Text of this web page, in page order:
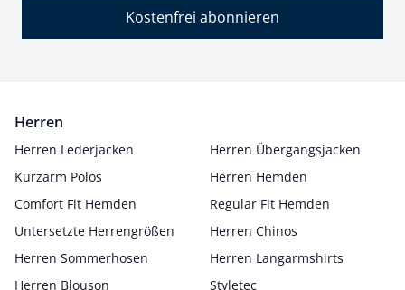
Kostenfrei abonnieren
Herren
Herren Lederjacken
Herren Übergangsjacken
Kurzarm Polos
Herren Hemden
Comfort Fit Hemden
Regular Fit Hemden
Untersetzte Herrengrößen
Herren Chinos
Herren Sommerhosen
Herren Langarmshirts
Herren Blouson
Styletec